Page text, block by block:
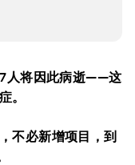
7人将因此病逝——这
。
不必新增项目，到